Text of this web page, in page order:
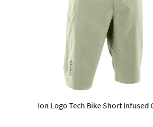
Ion Logo Tech Bike Short Infused